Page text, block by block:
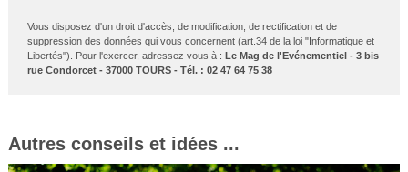
Vous disposez d'un droit d'accès, de modification, de rectification et de
suppression des données qui vous concernent (art.34 de la loi "Informatique et
Libertés"). Pour l'exercer, adressez vous à :Le Mag de l'Evénementiel - 3 bis
rue Condorcet - 37000 TOURS - Tél. : 02 47 64 75 38
Autres conseils et idées ...